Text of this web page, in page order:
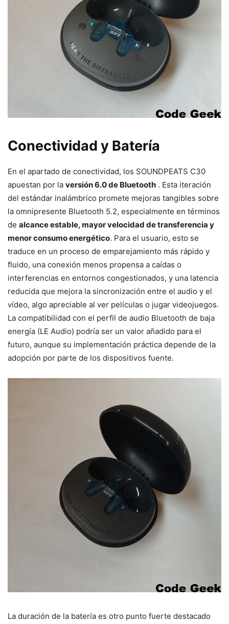
Conectividad y Batería
En el apartado de conectividad, los SOUNDPEATS C30
apuestan por la versión 6.0 de Bluetooth . Esta iteración
del estándar inalámbrico promete mejoras tangibles sobre
la omnipresente Bluetooth 5.2, especialmente en términos
de alcance estable, mayor velocidad de transferencia y
menor consumo energético. Para el usuario, esto se
traduce en un proceso de emparejamiento más rápido y
fluido, una conexión menos propensa a caídas o
interferencias en entornos congestionados, y una latencia
reducida que mejora la sincronización entre el audio y el
vídeo, algo apreciable al ver películas o jugar videojuegos.
La compatibilidad con el perfil de audio Bluetooth de baja
energía (LE Audio) podría ser un valor añadido para el
futuro, aunque su implementación práctica depende de la
adopción por parte de los dispositivos fuente.
La duración de la batería es otro punto fuerte destacado